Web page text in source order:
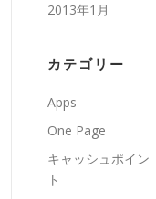
2013年1月
カテゴリー
Apps
One Page
キャッシュポイン
ト